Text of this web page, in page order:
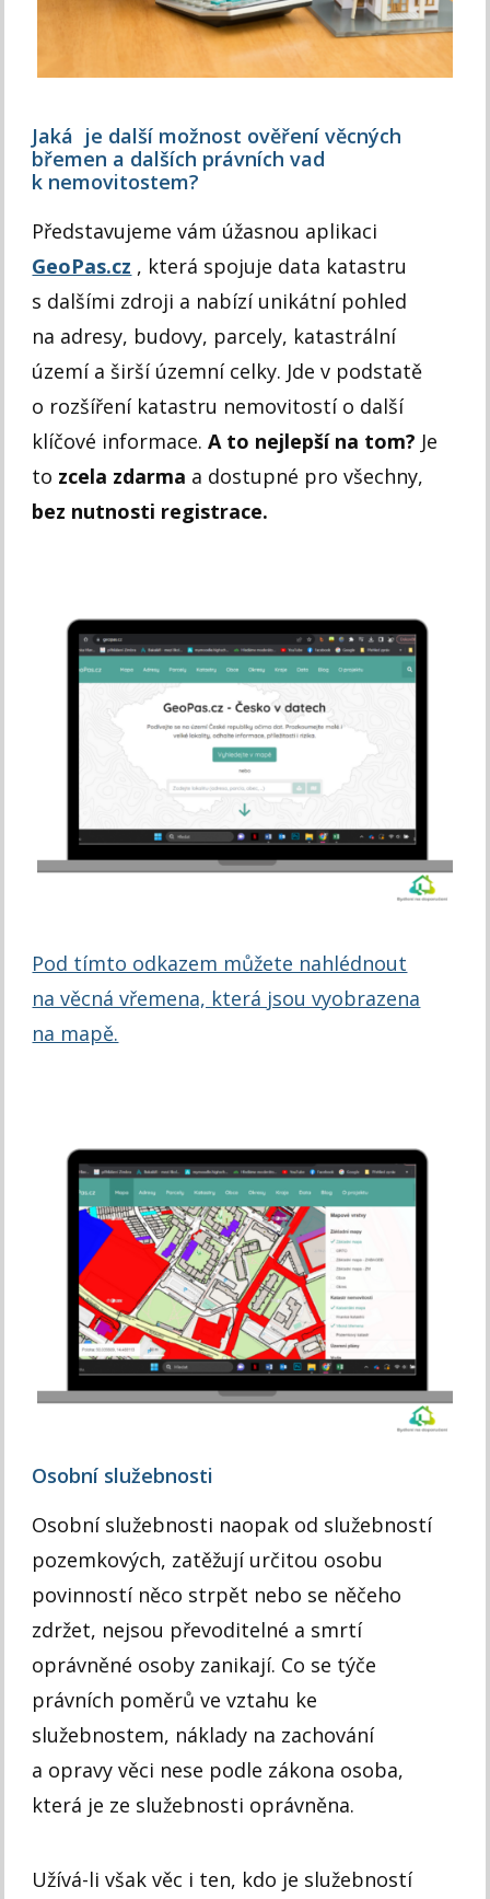
Jaká je další možnost ověření věcných
břemen a dalších právních vad
k nemovitostem?
Představujeme vám úžasnou aplikaci
GeoPas.cz , která spojuje data katastru
s dalšími zdroji a nabízí unikátní pohled
na adresy, budovy, parcely, katastrální
území a širší územní celky. Jde v podstatě
o rozšíření katastru nemovitostí o další
klíčové informace. A to nejlepší na tom? Je
to zcela zdarma a dostupné pro všechny,
bez nutnosti registrace.
Pod tímto odkazem můžete nahlédnout
na věcná vřemena, která jsou vyobrazena
na mapě.
Osobní služebnosti
Osobní služebnosti naopak od služebností
pozemkových, zatěžují určitou osobu
povinností něco strpět nebo se něčeho
zdržet, nejsou převoditelné a smrtí
oprávněné osoby zanikají. Co se týče
právních poměrů ve vztahu ke
služebnostem, náklady na zachování
a opravy věci nese podle zákona osoba,
která je ze služebnosti oprávněna.
Užívá-li však věc i ten, kdo je služebností